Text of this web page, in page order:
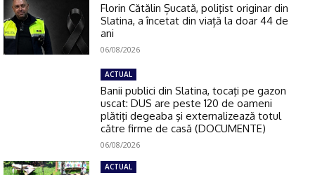
Florin Cătălin Șucată, poliţist originar din
Slatina, a încetat din viață la doar 44 de
ani
06/08/2026
ACTUAL
Banii publici din Slatina, tocaţi pe gazon
uscat: DUS are peste 120 de oameni
plătiţi degeaba şi externalizează totul
către firme de casă (DOCUMENTE)
06/08/2026
ACTUAL